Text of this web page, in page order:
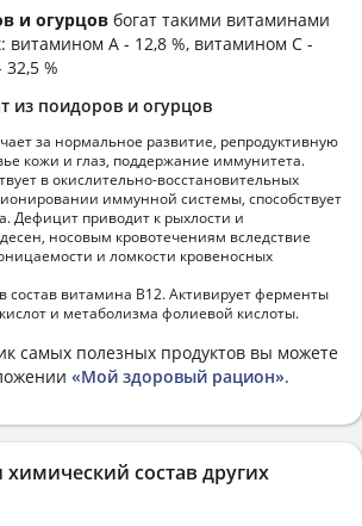
и огурцов богат такими витаминами
витамином А - 12,8 %, витамином C -
32,5 %
из поидоров и огурцов
за нормальное развитие, репродуктивную
кожи и глаз, поддержание иммунитета.
в окислительно-восстановительных
иммунной системы, способствует
Дефицит приводит к рыхлости и
носовым кровотечениям вследствие
и ломкости кровеносных
состав витамина В12. Активирует ферменты
и метаболизма фолиевой кислоты.
самых полезных продуктов вы можете
«Мой здоровый рацион».
состав других